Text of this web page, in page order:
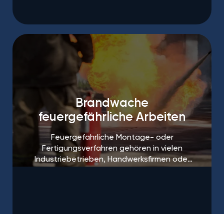
Brandwache
feuergefährliche Arbeiten
Feuergefährliche Montage- oder
Fertigungsverfahren gehören in vielen
Industriebetrieben, Handwerksfirmen oder